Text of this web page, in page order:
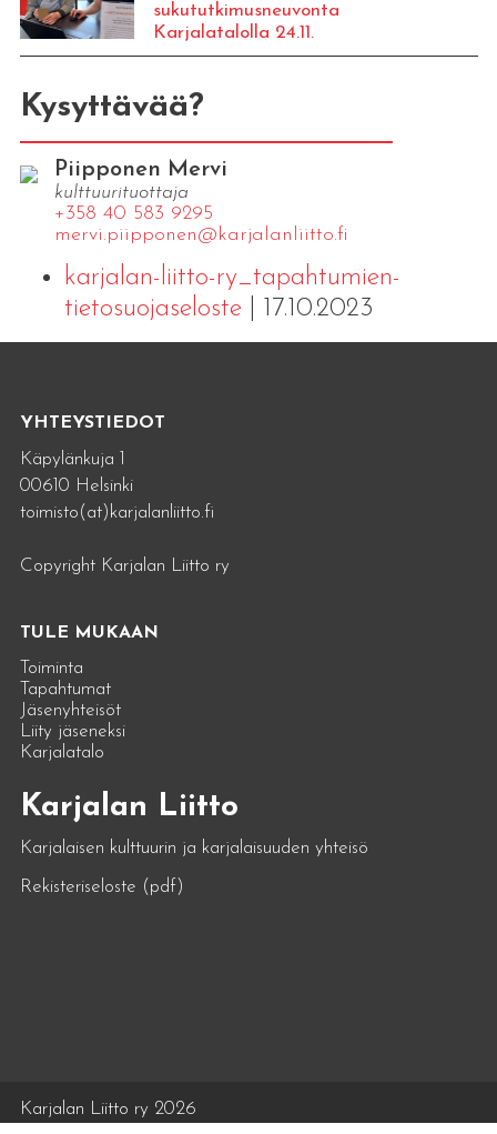
sukututkimusneuvonta
Karjalatalolla 24.11.
Kysyttävää?
Piipponen Mervi
kulttuurituottaja
+358 40 583 9295
mervi.​piipponen@​kar​jala​nlii​tto.​fi
karjalan-liitto-ry_tapahtumien-
tietosuojaseloste| 17.10.2023
YHTEYSTIEDOT
Käpylänkuja 1
00610 Helsinki
toimisto(at)karjalanliitto.fi
Copyright Karjalan Liitto ry
TULE MUKAAN
Toiminta
Tapahtumat
Jäsenyhteisöt
Liity jäseneksi
Karjalatalo
Karjalan Liitto
Karjalaisen kulttuurin ja karjalaisuuden yhteisö
Rekisteriseloste (pdf)
Karjalan Liitto ry 2026